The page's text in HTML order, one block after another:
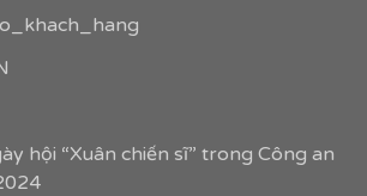
hội “Xuân chiến sĩ” trong Công an